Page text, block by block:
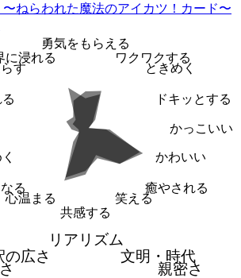
勇気をもらえる
ワクワクする
ときめく
ドキッとする
かっこいい
かわいい
癒やされる
笑える
共感する
心温まる
る
す
に浸れる
リアリズム
文明・時代
親密さ
の広さ